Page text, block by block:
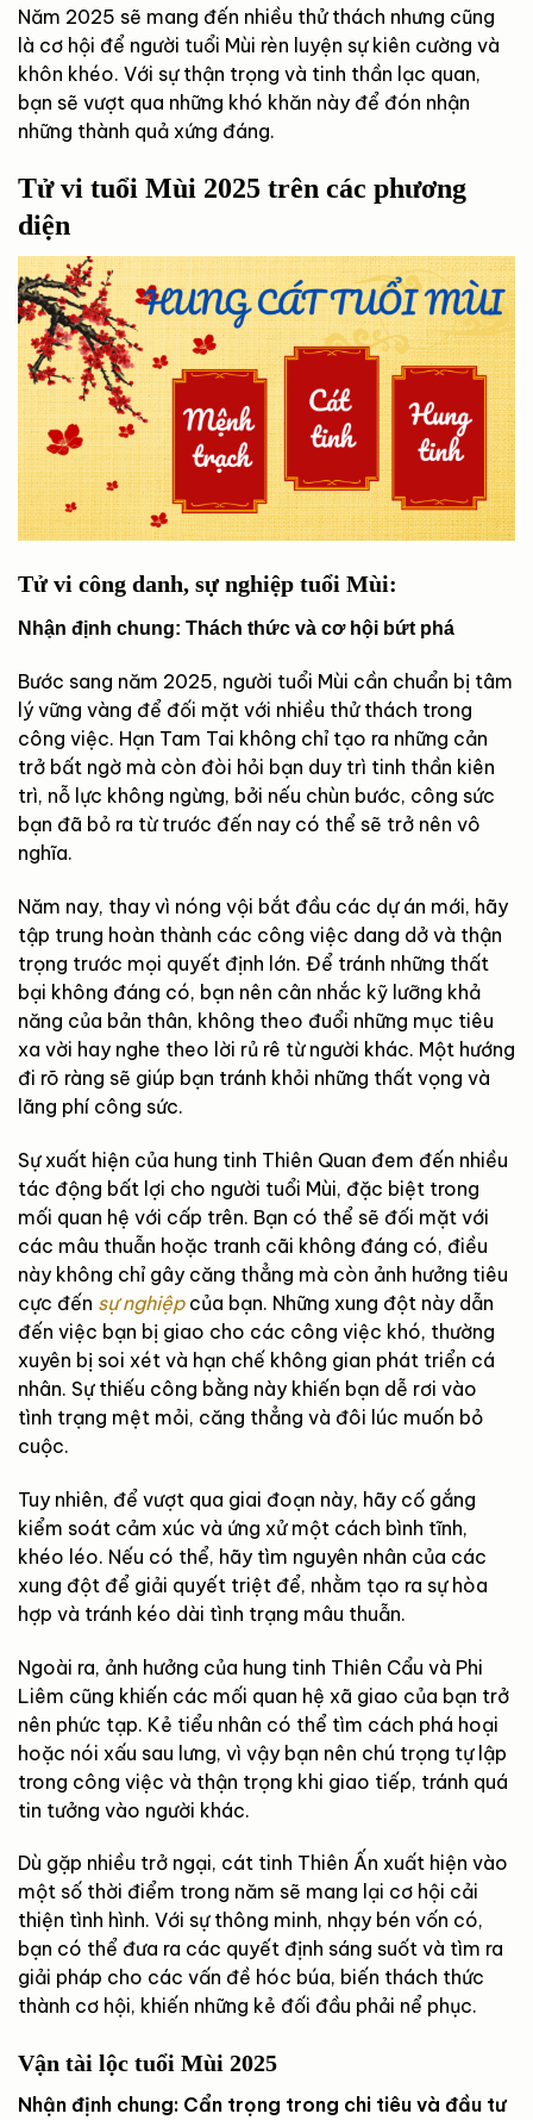
Năm 2025 sẽ mang đến nhiều thử thách nhưng cũng
là cơ hội để người tuổi Mùi rèn luyện sự kiên cường và
khôn khéo. Với sự thận trọng và tinh thần lạc quan,
bạn sẽ vượt qua những khó khăn này để đón nhận
những thành quả xứng đáng.
Tử vi tuổi Mùi 2025 trên các phương
diện
Tử vi công danh, sự nghiệp tuổi Mùi:
Nhận định chung: Thách thức và cơ hội bứt phá
Bước sang năm 2025, người tuổi Mùi cần chuẩn bị tâm
lý vững vàng để đối mặt với nhiều thử thách trong
công việc. Hạn Tam Tai không chỉ tạo ra những cản
trở bất ngờ mà còn đòi hỏi bạn duy trì tinh thần kiên
trì, nỗ lực không ngừng, bởi nếu chùn bước, công sức
bạn đã bỏ ra từ trước đến nay có thể sẽ trở nên vô
nghĩa.
Năm nay, thay vì nóng vội bắt đầu các dự án mới, hãy
tập trung hoàn thành các công việc dang dở và thận
trọng trước mọi quyết định lớn. Để tránh những thất
bại không đáng có, bạn nên cân nhắc kỹ lưỡng khả
năng của bản thân, không theo đuổi những mục tiêu
xa vời hay nghe theo lời rủ rê từ người khác. Một hướng
đi rõ ràng sẽ giúp bạn tránh khỏi những thất vọng và
lãng phí công sức.
Sự xuất hiện của hung tinh Thiên Quan đem đến nhiều
tác động bất lợi cho người tuổi Mùi, đặc biệt trong
mối quan hệ với cấp trên. Bạn có thể sẽ đối mặt với
các mâu thuẫn hoặc tranh cãi không đáng có, điều
này không chỉ gây căng thẳng mà còn ảnh hưởng tiêu
cực đến sự nghiệpcủa bạn. Những xung đột này dẫn
đến việc bạn bị giao cho các công việc khó, thường
xuyên bị soi xét và hạn chế không gian phát triển cá
nhân. Sự thiếu công bằng này khiến bạn dễ rơi vào
tình trạng mệt mỏi, căng thẳng và đôi lúc muốn bỏ
cuộc.
Tuy nhiên, để vượt qua giai đoạn này, hãy cố gắng
kiểm soát cảm xúc và ứng xử một cách bình tĩnh,
khéo léo. Nếu có thể, hãy tìm nguyên nhân của các
xung đột để giải quyết triệt để, nhằm tạo ra sự hòa
hợp và tránh kéo dài tình trạng mâu thuẫn.
Ngoài ra, ảnh hưởng của hung tinh Thiên Cẩu và Phi
Liêm cũng khiến các mối quan hệ xã giao của bạn trở
nên phức tạp. Kẻ tiểu nhân có thể tìm cách phá hoại
hoặc nói xấu sau lưng, vì vậy bạn nên chú trọng tự lập
trong công việc và thận trọng khi giao tiếp, tránh quá
tin tưởng vào người khác.
Dù gặp nhiều trở ngại, cát tinh Thiên Ấn xuất hiện vào
một số thời điểm trong năm sẽ mang lại cơ hội cải
thiện tình hình. Với sự thông minh, nhạy bén vốn có,
bạn có thể đưa ra các quyết định sáng suốt và tìm ra
giải pháp cho các vấn đề hóc búa, biến thách thức
thành cơ hội, khiến những kẻ đối đầu phải nể phục.
Vận tài lộc tuổi Mùi 2025
Nhận định chung: Cẩn trọng trong chi tiêu và đầu tư